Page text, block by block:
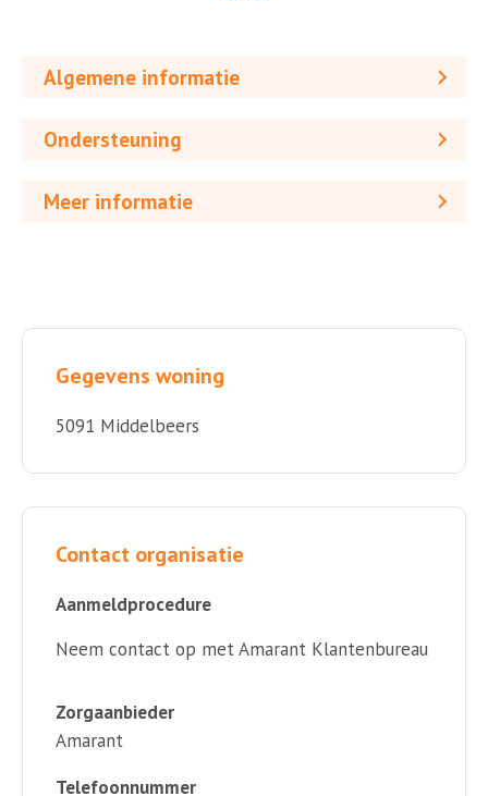
Algemene informatie
Ondersteuning
Meer informatie
Gegevens woning
5091 Middelbeers
Contact organisatie
Aanmeldprocedure
Neem contact op met Amarant Klantenbureau
Zorgaanbieder
Amarant
Telefoonnummer